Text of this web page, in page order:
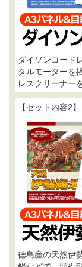
ダイソンコード
タルモーターを
レスクリーナ
【セット内容2】
徳島産の天然伊